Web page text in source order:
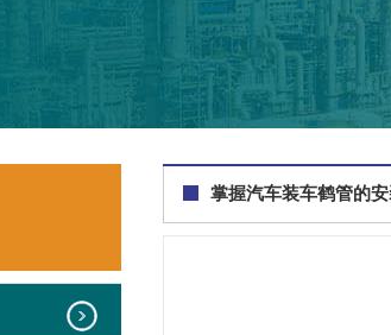
掌握汽车装车鹤管的安